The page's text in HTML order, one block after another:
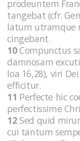
prodeuntem
tangebat (cfr.
latum utramque
cingebant.
10Compunctus
damnosam
Ioa 16,28), viri
efficitur.
11 Perfecte hic
perfectissime
12Sed quid
cui tantum